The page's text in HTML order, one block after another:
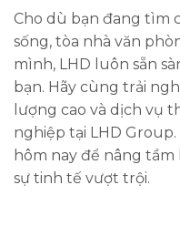
Cho dù bạn đang tìm
sống, tòa nhà văn
mình, LHD luôn sẵn
bạn. Hãy cùng trải
lượng cao và dịch vụ
nghiệp tại LHD
hôm nay để nâng
sự tinh tế vượt trội.